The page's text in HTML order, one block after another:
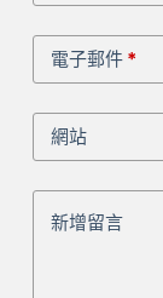
電子郵件*
網站
新增留言